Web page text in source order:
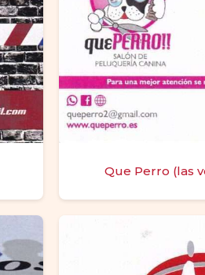
Que Perro (las